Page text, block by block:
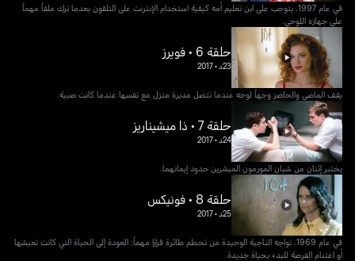
في عام 1997، يتوجب على ابن تعليم أمه كيفية استخدام الإنترنت على التلفون بعدما ترك ملفاً مهماً
على جهازه اللوحي.
حلقة 6 • فويرز
23د •
2017
يقف الماضي والحاضر وجهاً لوجه عندما تتصل مدبرة منزل مع نفسها عندما كانت صبية.
حلقة 7 • ذا ميشيناريز
24د •
2017
يختبر إثنان من شبان المورمون المبشرين حدود إيمانهما.
حلقة 8 • فونيكس
25د •
2017
في عام 1969، تواجه الناجية الوحيدة من تحطم طائرة قرارا مهماً: العودة إلى الحياة التي كانت تعيشها
أو اغتنام الفرصة للبدء بحياة جديدة.